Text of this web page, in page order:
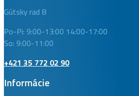
Gútsky rad 8
Po-Pi: 9:00-13:00 14:00-17:00
So: 9:00-11:00
+421 35 772 02 90
Informácie